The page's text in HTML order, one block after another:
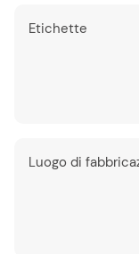
Etichette
Luogo di